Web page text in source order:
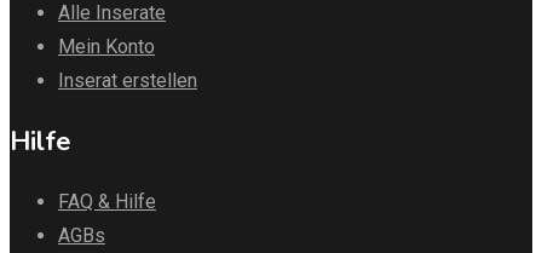
Alle Inserate
Mein Konto
Inserat erstellen
Hilfe
FAQ & Hilfe
AGBs